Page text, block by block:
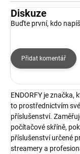
Diskuze
Buďte první, kdo
Přidat komentář
ENDORFY je značka,
to prostřednictvím
příslušenství.
počítačové skříně,
příslušenství určené
streamery a